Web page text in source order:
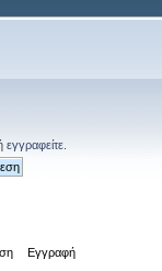
εγγραφείτε
Εγγραφή